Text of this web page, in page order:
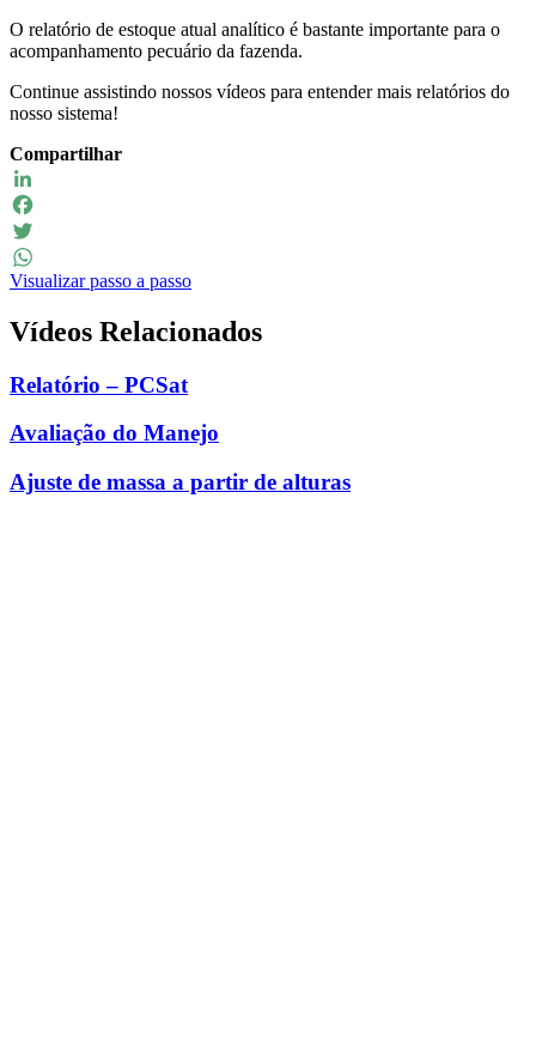
O relatório de estoque atual analítico é bastante importante para o
acompanhamento pecuário da fazenda.
Continue assistindo nossos vídeos para entender mais relatórios do
nosso sistema!
Compartilhar
LinkedIn
Facebook
Twitter
WhatsApp
Visualizar passo a passo
Vídeos Relacionados
Relatório – PCSat
Avaliação do Manejo
Ajuste de massa a partir de alturas